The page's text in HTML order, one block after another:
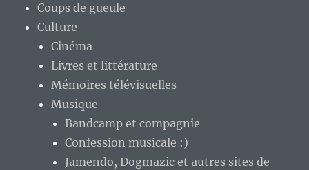
Coups de gueule
Culture
Cinéma
Livres et littérature
Mémoires télévisuelles
Musique
Bandcamp et compagnie
Confession musicale :)
Jamendo, Dogmazic et autres sites de